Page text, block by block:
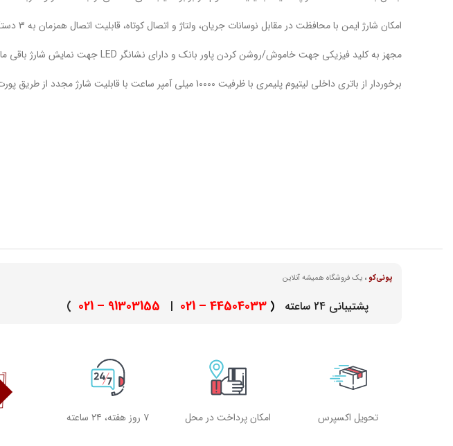
امکان شارژ ایمن با محافظت در مقابل نوسانات جریان، ولتاژ و اتصال کوتاه، قابلیت اتصال همزمان به 3 دستگاه
مجهز به کلید فیزیکی جهت خاموش/روشن کردن پاور بانک و دارای نشانگر LED جهت نمایش شارژ باقی مانده بصورت درصدی
برخوردار از باتری داخلی لیتیوم پلیمری با ظرفیت 10000 میلی آمپر ساعت با قابلیت شارژ مجدد از طریق پورت تایپ سی و کابل همراه
پونی‌کو ،یک فروشگاه همیشه آنلاین
پشتیبانی 24 ساعته (
44504033 – 021
|
91303155 – 021
)
تحویل اکسپرس امکان پرداخت در محل ۷ روز هفته، ۲۴ ساعته